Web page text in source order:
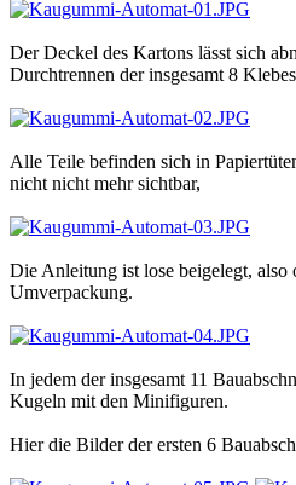
Der Deckel des Kartons lässt sich
Durchtrennen der insgesamt 8
Alle Teile befinden sich in
nicht nicht mehr sichtbar,
Die Anleitung ist lose beigelegt, also
Umverpackung.
In jedem der insgesamt 11
Kugeln mit den Minifiguren.
Hier die Bilder der ersten 6